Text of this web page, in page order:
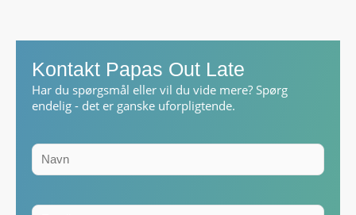
Kontakt Papas Out Late
Har du spørgsmål eller vil du vide mere? Spørg
endelig - det er ganske uforpligtende.